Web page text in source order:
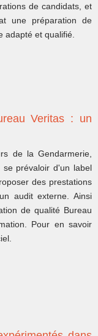
de candidats, et
une préparation de
adapté et qualifié.
Veritas : un
de la Gendarmerie,
prévaloir d'un label
des prestations
audit externe. Ainsi
de qualité Bureau
Pour en savoir